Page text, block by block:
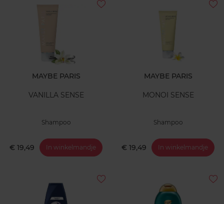
MAYBE PARIS
VANILLA SENSE
Shampoo
€ 19,49 In winkelmandje
MAYBE PARIS
MONOI SENSE
Shampoo
€ 19,49 In winkelmandje